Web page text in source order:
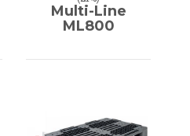
Multi-Line
ML800